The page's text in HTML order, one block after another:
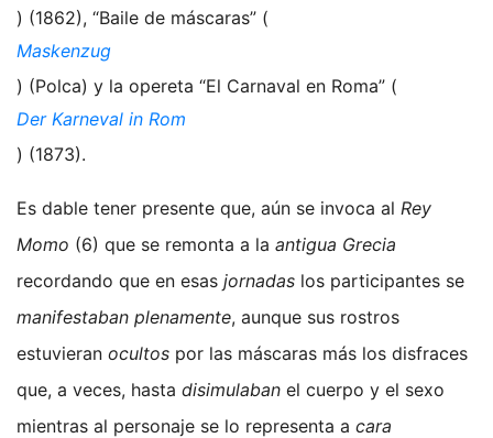
) (1862), “Baile de máscaras” (
Maskenzug
) (Polca) y la opereta “El Carnaval en Roma” (
Der Karneval in Rom
) (1873).
Es dable tener presente que, aún se invoca al Rey
Momo (6) que se remonta a la antigua Grecia
recordando que en esas jornadas los participantes se
manifestaban plenamente, aunque sus rostros
estuvieran ocultos por las máscaras más los disfraces
que, a veces, hasta disimulaban el cuerpo y el sexo
mientras al personaje se lo representa a cara